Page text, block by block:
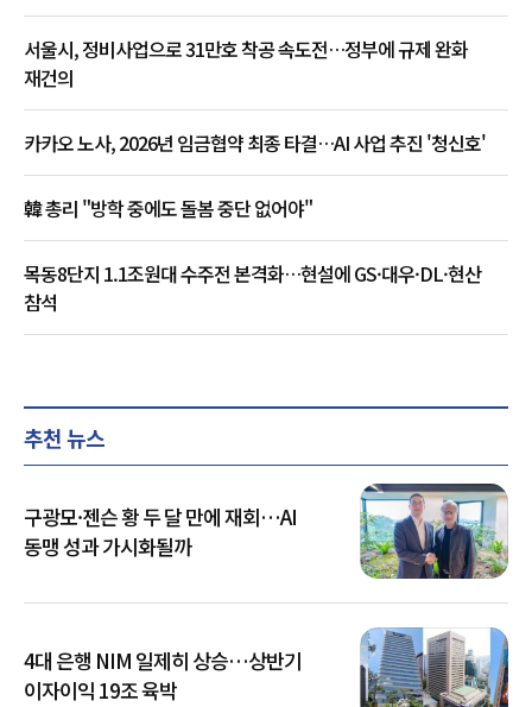
서울시, 정비사업으로 31만호 착공 속도전…정부에 규제 완화
재건의
카카오 노사, 2026년 임금협약 최종 타결…AI 사업 추진 '청신호'
韓 총리 "방학 중에도 돌봄 중단 없어야"
목동8단지 1.1조원대 수주전 본격화…현설에 GS·대우·DL·현산
참석
추천 뉴스
구광모·젠슨 황 두 달 만에 재회…AI
동맹 성과 가시화될까
4대 은행 NIM 일제히 상승…상반기
이자이익 19조 육박